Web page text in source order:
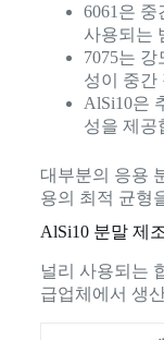
6061은 중
사용되는
7075는
성이 중간
AlSi10은
성을 제공
대부분의 응용
용의 최적 균형
AlSi10 분말 제
널리 사용되는
급업체에서 생